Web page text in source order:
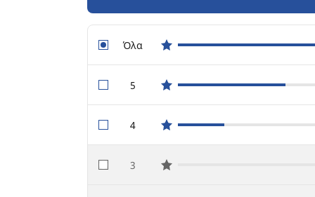
Όλαstar reviews
5star reviews
4star reviews
3star reviews